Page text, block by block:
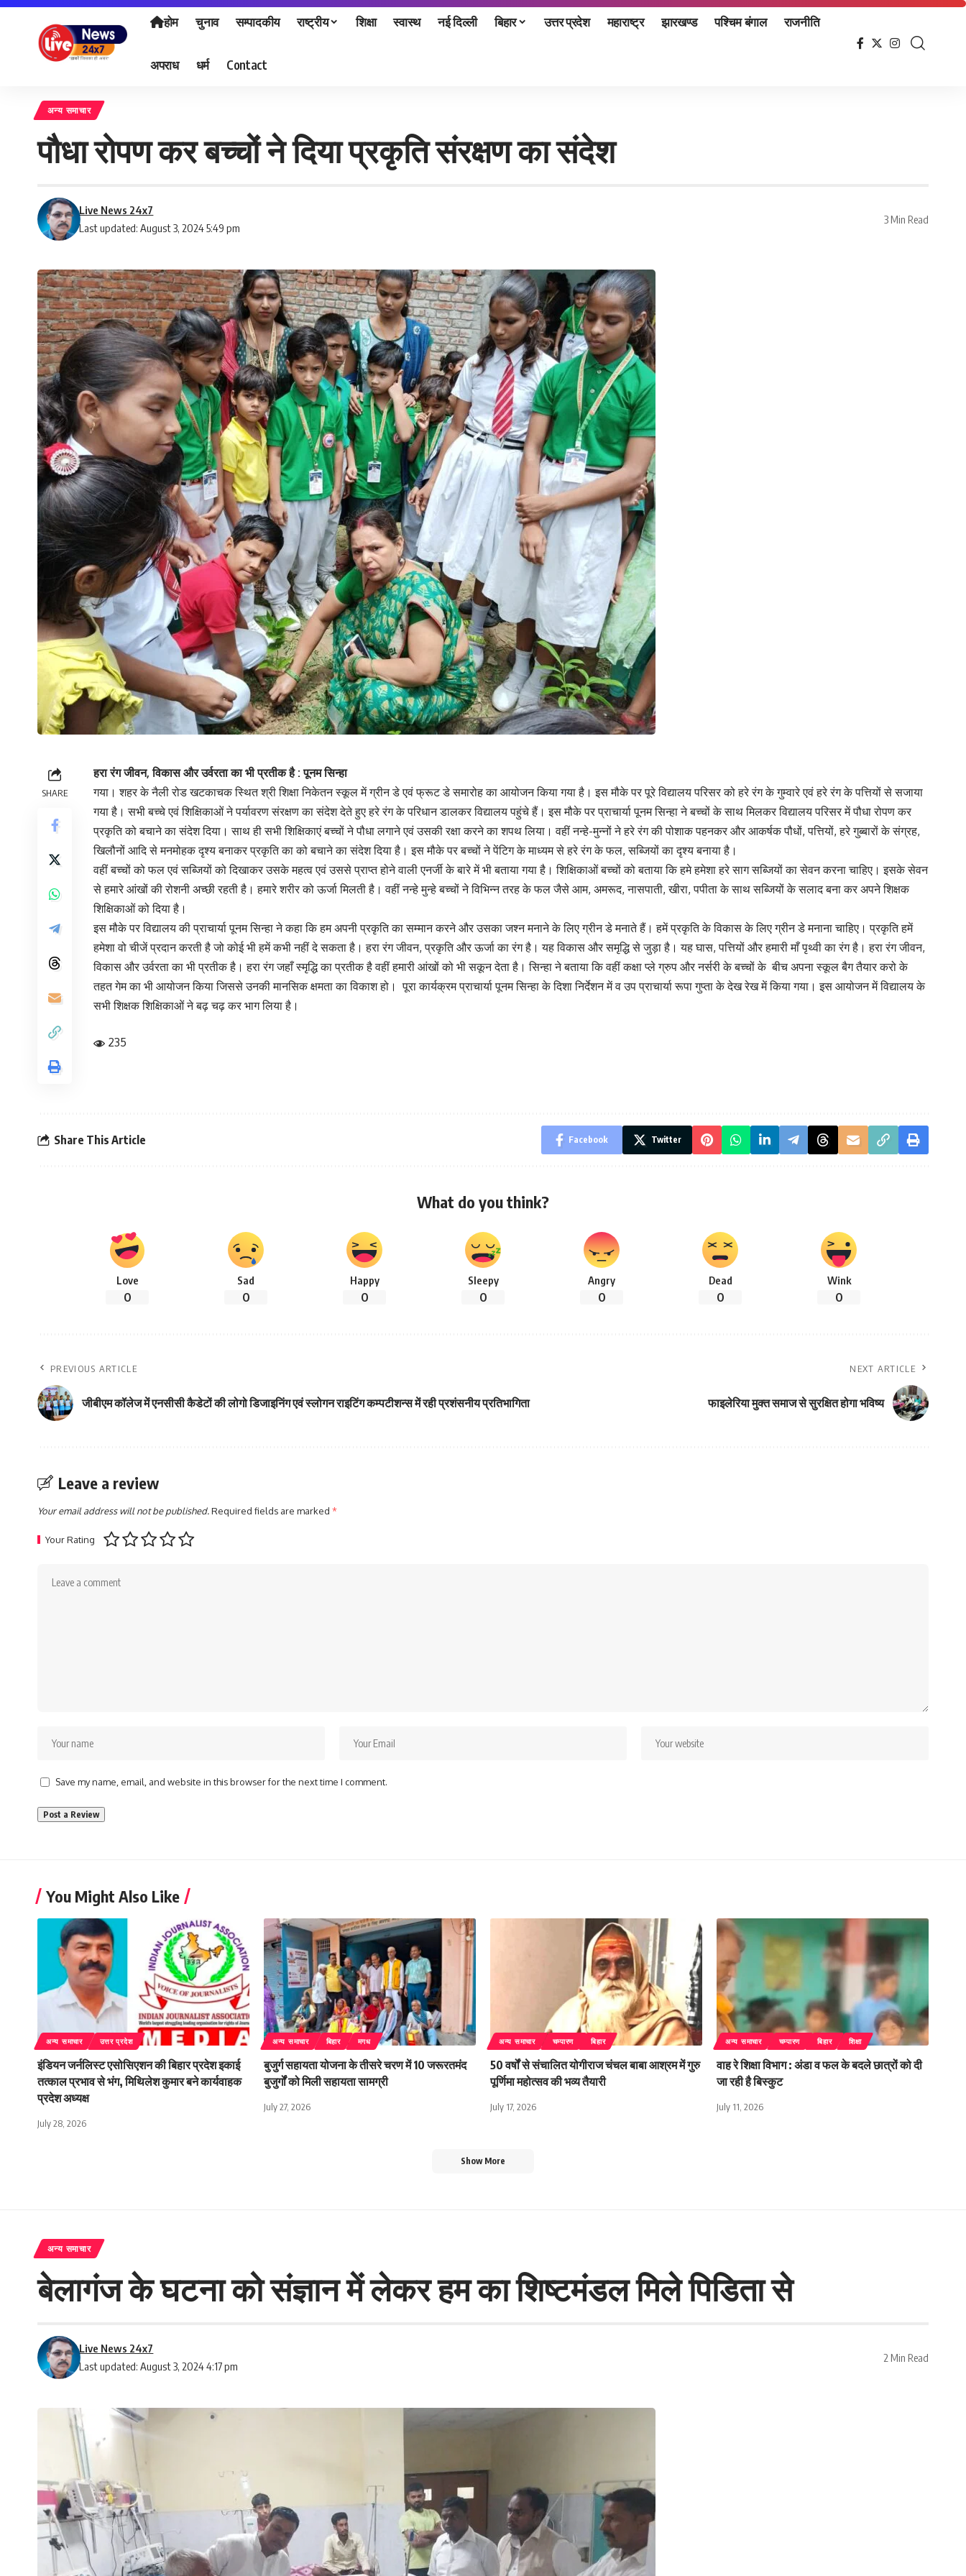
होम चुनाव सम्पादकीय राष्ट्रीय शिक्षा स्वास्थ नई दिल्ली बिहार उत्तर प्रदेश महाराष्ट्र झारखण्ड पश्चिम बंगाल राजनीति
अपराध धर्म Contact
अन्य समाचार
पौधा रोपण कर बच्चों ने दिया प्रकृति संरक्षण का संदेश
Last updated: August 3, 2024 5:49 pm
Live News 24x7
3 Min Read
SHARE
हरा रंग जीवन, विकास और उर्वरता का भी प्रतीक है : पूनम सिन्हा
गया। शहर के नैली रोड खटकाचक स्थित श्री शिक्षा निकेतन स्कूल में ग्रीन डे एवं फ्रूट डे समारोह का आयोजन किया गया है। इस मौके पर पूरे विद्यालय परिसर को हरे रंग के गुम्वारे एवं हरे रंग के पत्तियों से सजाया
गया है। सभी बच्चे एवं शिक्षिकाओं ने पर्यावरण संरक्षण का संदेश देते हुए हरे रंग के परिधान डालकर विद्यालय पहुंचे हैं। इस मौके पर प्राचार्या पूनम सिन्हा ने बच्चों के साथ मिलकर विद्यालय परिसर में पौधा रोपण कर
प्रकृति को बचाने का संदेश दिया। साथ ही सभी शिक्षिकाएं बच्चों ने पौधा लगाने एवं उसकी रक्षा करने का शपथ लिया। वहीं नन्हे-मुन्नों ने हरे रंग की पोशाक पहनकर और आकर्षक पौधों, पत्तियों, हरे गुब्बारों के संग्रह,
खिलौनों आदि से मनमोहक दृश्य बनाकर प्रकृति का को बचाने का संदेश दिया है। इस मौके पर बच्चों ने पेंटिग के माध्यम से हरे रंग के फल, सब्जियों का दृश्य बनाया है।
वहीं बच्चों को फल एवं सब्जियों को दिखाकर उसके महत्व एवं उससे प्राप्त होने वाली एनर्जी के बारे में भी बताया गया है। शिक्षिकाओं बच्चों को बताया कि हमे हमेशा हरे साग सब्जियों का सेवन करना चाहिए। इसके सेवन
से हमारे आंखों की रोशनी अच्छी रहती है। हमारे शरीर को ऊर्जा मिलती है। वहीं नन्हे मुन्हे बच्चों ने विभिन्न तरह के फल जैसे आम, अमरूद, नासपाती, खीरा, पपीता के साथ सब्जियों के सलाद बना कर अपने शिक्षक
शिक्षिकाओं को दिया है।
इस मौके पर विद्यालय की प्राचार्या पूनम सिन्हा ने कहा कि हम अपनी प्रकृति का सम्मान करने और उसका जश्न मनाने के लिए ग्रीन डे मनाते हैं। हमें प्रकृति के विकास के लिए ग्रीन डे मनाना चाहिए। प्रकृति हमें
हमेशा वो चीजें प्रदान करती है जो कोई भी हमें कभी नहीं दे सकता है। हरा रंग जीवन, प्रकृति और ऊर्जा का रंग है। यह विकास और समृद्धि से जुड़ा है। यह घास, पत्तियों और हमारी माँ पृथ्वी का रंग है। हरा रंग जीवन,
विकास और उर्वरता का भी प्रतीक है। हरा रंग जहाँ स्मृद्धि का प्रतीक है वहीं हमारी आंखों को भी सकून देता है। सिन्हा ने बताया कि वहीं कक्षा प्ले ग्रुप और नर्सरी के बच्चों के बीच अपना स्कूल बैग तैयार करो के
तहत गेम का भी आयोजन किया जिससे उनकी मानसिक क्षमता का विकाश हो। पूरा कार्यक्रम प्राचार्या पूनम सिन्हा के दिशा निर्देशन में व उप प्राचार्या रूपा गुप्ता के देख रेख में किया गया। इस आयोजन में विद्यालय के
सभी शिक्षक शिक्षिकाओं ने बढ़ चढ़ कर भाग लिया है।
235
Share This Article Facebook Twitter
What do you think?
Love
0
Sad
0
Happy
0
Sleepy
0
Angry
0
Dead
0
Wink
0
PREVIOUS ARTICLE
जीबीएम कॉलेज में एनसीसी कैडेटों की लोगो डिजाइनिंग एवं स्लोगन राइटिंग कम्पटीशन्स में रही प्रशंसनीय प्रतिभागिता
NEXT ARTICLE
फाइलेरिया मुक्त समाज से सुरक्षित होगा भविष्य
Leave a review
Your email address will not be published.Required fields are marked *
Your Rating
Save my name, email, and website in this browser for the next time I comment.
You Might Also Like
अन्य समाचार उत्तर प्रदेश
इंडियन जर्नलिस्ट एसोसिएशन की बिहार प्रदेश इकाई
तत्काल प्रभाव से भंग, मिथिलेश कुमार बने कार्यवाहक
प्रदेश अध्यक्ष
July 28, 2026
अन्य समाचार बिहार मगध
बुजुर्ग सहायता योजना के तीसरे चरण में 10 जरूरतमंद
बुजुर्गों को मिली सहायता सामग्री
July 27, 2026
अन्य समाचार चम्पारण बिहार
50 वर्षों से संचालित योगीराज चंचल बाबा आश्रम में गुरु
पूर्णिमा महोत्सव की भव्य तैयारी
July 17, 2026
अन्य समाचार चम्पारण बिहार शिक्षा
वाह रे शिक्षा विभाग : अंडा व फल के बदले छात्रों को दी
जा रही है बिस्कुट
July 11, 2026
Show More
अन्य समाचार
बेलागंज के घटना को संज्ञान में लेकर हम का शिष्टमंडल मिले पिडिता से
Last updated: August 3, 2024 4:17 pm
Live News 24x7
2 Min Read